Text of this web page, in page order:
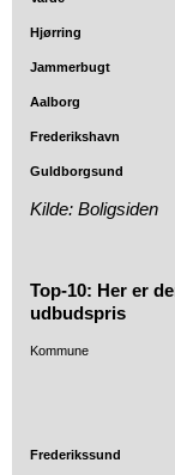
Hjørring
Jammerbugt
Aalborg
Frederikshavn
Guldborgsund
Kilde: Boligsiden
Top-10: Her er
udbudspris
Kommune
Frederikssund